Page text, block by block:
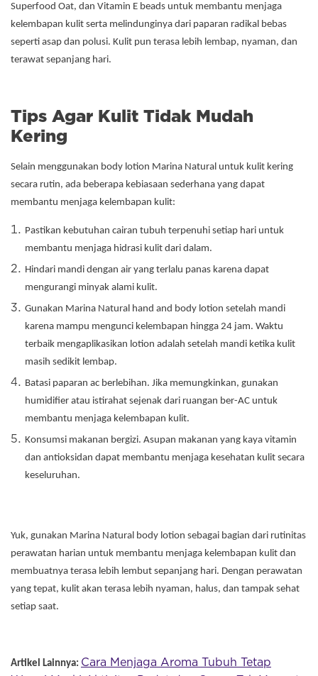
Superfood Oat, dan Vitamin E beads untuk membantu menjaga
kelembapan kulit serta melindunginya dari paparan radikal bebas
seperti asap dan polusi. Kulit pun terasa lebih lembap, nyaman, dan
terawat sepanjang hari.
Tips Agar Kulit Tidak Mudah
Kering
Selain menggunakan body lotion Marina Natural untuk kulit kering
secara rutin, ada beberapa kebiasaan sederhana yang dapat
membantu menjaga kelembapan kulit:
Pastikan kebutuhan cairan tubuh terpenuhi setiap hari untuk
membantu menjaga hidrasi kulit dari dalam.
Hindari mandi dengan air yang terlalu panas karena dapat
mengurangi minyak alami kulit.
Gunakan Marina Natural hand and body lotion setelah mandi
karena mampu mengunci kelembapan hingga 24 jam. Waktu
terbaik mengaplikasikan lotion adalah setelah mandi ketika kulit
masih sedikit lembap.
Batasi paparan ac berlebihan. Jika memungkinkan, gunakan
humidifier atau istirahat sejenak dari ruangan ber-AC untuk
membantu menjaga kelembapan kulit.
Konsumsi makanan bergizi. Asupan makanan yang kaya vitamin
dan antioksidan dapat membantu menjaga kesehatan kulit secara
keseluruhan.
Yuk, gunakan Marina Natural body lotion sebagai bagian dari rutinitas
perawatan harian untuk membantu menjaga kelembapan kulit dan
membuatnya terasa lebih lembut sepanjang hari. Dengan perawatan
yang tepat, kulit akan terasa lebih nyaman, halus, dan tampak sehat
setiap saat.
Artikel Lainnya: Cara Menjaga Aroma Tubuh Tetap